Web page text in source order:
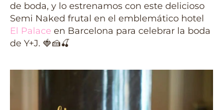
de boda, y lo estrenamos con este delicioso
Semi Naked frutal en el emblemático hotel
El Palace en Barcelona para celebrar la boda
de Y+J. 🍓🍰🍒